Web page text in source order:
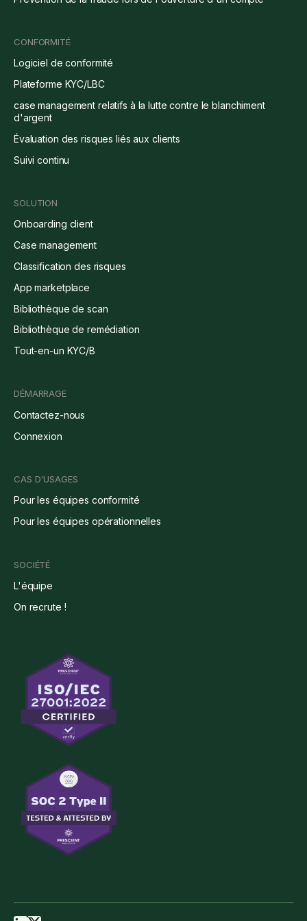
CONFORMITÉ
Logiciel de conformité
Plateforme KYC/LBC
case management relatifs à la lutte contre le blanchiment
d'argent
Évaluation des risques liés aux clients
Suivi continu
SOLUTION
Onboarding client
Case management
Classification des risques
App marketplace
Bibliothèque de scan
Bibliothèque de remédiation
Tout-en-un KYC/B
DÉMARRAGE
Contactez-nous
Connexion
CAS D'USAGES
Pour les équipes conformité
Pour les équipes opérationnelles
SOCIÉTÉ
L'équipe
On recrute !